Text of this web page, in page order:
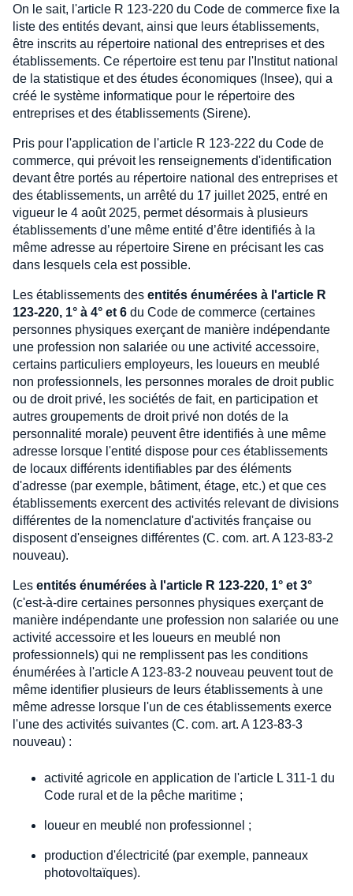
On le sait, l'article R 123-220 du Code de commerce fixe la
liste des entités devant, ainsi que leurs établissements,
être inscrits au répertoire national des entreprises et des
établissements. Ce répertoire est tenu par l'Institut national
de la statistique et des études économiques (Insee), qui a
créé le système informatique pour le répertoire des
entreprises et des établissements (Sirene).
Pris pour l'application de l'article R 123-222 du Code de
commerce, qui prévoit les renseignements d'identification
devant être portés au répertoire national des entreprises et
des établissements, un arrêté du 17 juillet 2025, entré en
vigueur le 4 août 2025, permet désormais à plusieurs
établissements d’une même entité d’être identifiés à la
même adresse au répertoire Sirene en précisant les cas
dans lesquels cela est possible.
Les établissements des entités énumérées à l'article R
123-220, 1° à 4° et 6 du Code de commerce (certaines
personnes physiques exerçant de manière indépendante
une profession non salariée ou une activité accessoire,
certains particuliers employeurs, les loueurs en meublé
non professionnels, les personnes morales de droit public
ou de droit privé, les sociétés de fait, en participation et
autres groupements de droit privé non dotés de la
personnalité morale) peuvent être identifiés à une même
adresse lorsque l'entité dispose pour ces établissements
de locaux différents identifiables par des éléments
d'adresse (par exemple, bâtiment, étage, etc.) et que ces
établissements exercent des activités relevant de divisions
différentes de la nomenclature d'activités française ou
disposent d'enseignes différentes (C. com. art. A 123-83-2
nouveau).
Les entités énumérées à l'article R 123-220, 1° et 3°
(c'est-à-dire certaines personnes physiques exerçant de
manière indépendante une profession non salariée ou une
activité accessoire et les loueurs en meublé non
professionnels) qui ne remplissent pas les conditions
énumérées à l'article A 123-83-2 nouveau peuvent tout de
même identifier plusieurs de leurs établissements à une
même adresse lorsque l'un de ces établissements exerce
l'une des activités suivantes (C. com. art. A 123-83-3
nouveau) :
activité agricole en application de l'article L 311-1 du
Code rural et de la pêche maritime ;
loueur en meublé non professionnel ;
production d'électricité (par exemple, panneaux
photovoltaïques).